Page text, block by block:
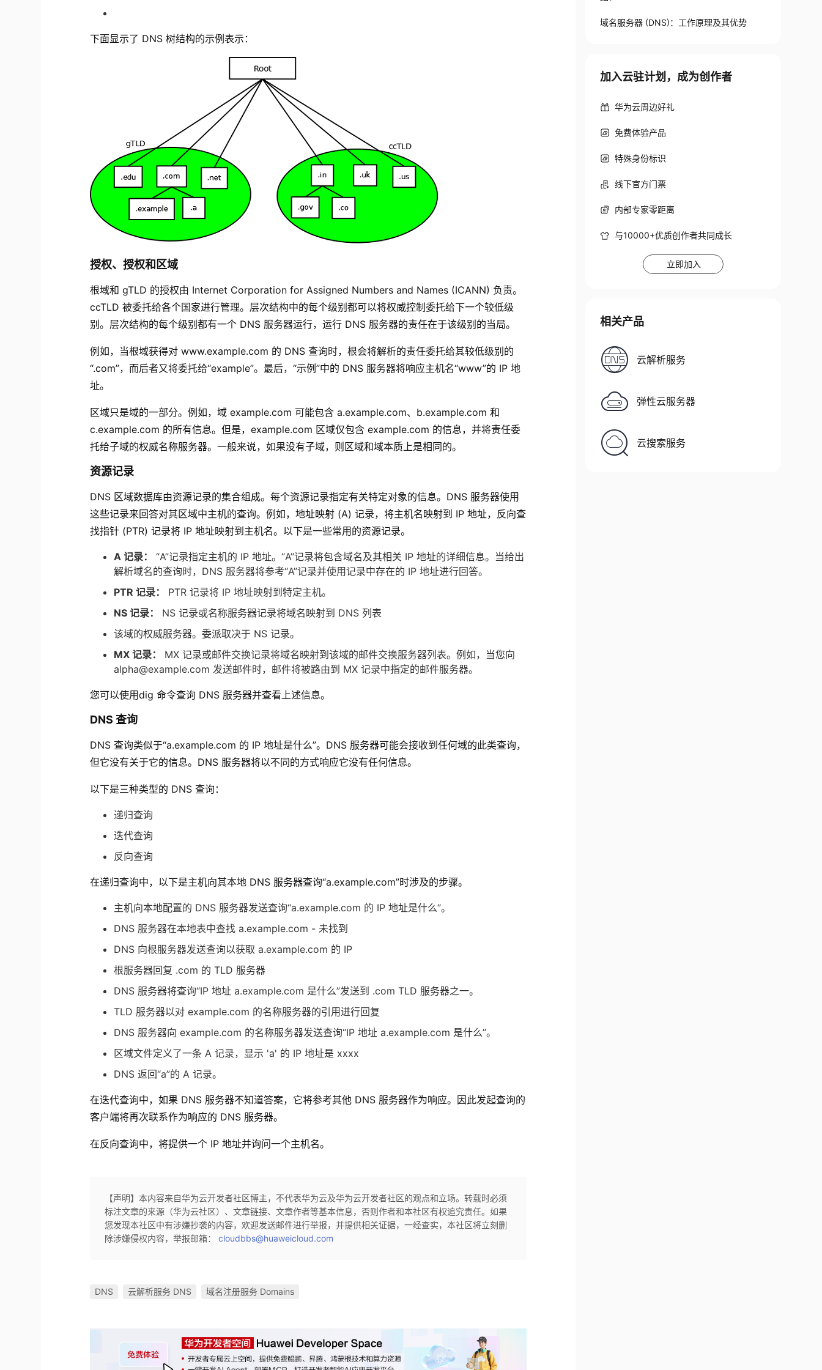
下面显示了 DNS 树结构的示例表示：
授权、授权和区域
根域和 gTLD 的授权由 Internet Corporation for Assigned Numbers and Names (ICANN) 负责。
ccTLD 被委托给各个国家进行管理。层次结构中的每个级别都可以将权威控制委托给下一个较低级
别。层次结构的每个级别都有一个 DNS 服务器运行，运行 DNS 服务器的责任在于该级别的当局。
例如，当根域获得对 www.example.com 的 DNS 查询时，根会将解析的责任委托给其较低级别的
“.com”，而后者又将委托给“example”。最后，“示例”中的 DNS 服务器将响应主机名“www”的 IP 地
址。
区域只是域的一部分。例如，域 example.com 可能包含 a.example.com、b.example.com 和
c.example.com 的所有信息。但是，example.com 区域仅包含 example.com 的信息，并将责任委
托给子域的权威名称服务器。一般来说，如果没有子域，则区域和域本质上是相同的。
资源记录
DNS 区域数据库由资源记录的集合组成。每个资源记录指定有关特定对象的信息。DNS 服务器使用
这些记录来回答对其区域中主机的查询。例如，地址映射 (A) 记录，将主机名映射到 IP 地址，反向查
找指针 (PTR) 记录将 IP 地址映射到主机名。以下是一些常用的资源记录。
A 记录：
“A”记录指定主机的 IP 地址。“A”记录将包含域名及其相关 IP 地址的详细信息。当给出
解析域名的查询时，DNS 服务器将参考“A”记录并使用记录中存在的 IP 地址进行回答。
PTR 记录：
PTR 记录将 IP 地址映射到特定主机。
NS 记录：
NS 记录或名称服务器记录将域名映射到 DNS 列表
该域的权威服务器。委派取决于 NS 记录。
MX 记录：
MX 记录或邮件交换记录将域名映射到该域的邮件交换服务器列表。例如，当您向
alpha@example.com 发送邮件时，邮件将被路由到 MX 记录中指定的邮件服务器。
您可以使用dig 命令查询 DNS 服务器并查看上述信息。
DNS 查询
DNS 查询类似于“a.example.com 的 IP 地址是什么”。DNS 服务器可能会接收到任何域的此类查询，
但它没有关于它的信息。DNS 服务器将以不同的方式响应它没有任何信息。
以下是三种类型的 DNS 查询：
递归查询
迭代查询
反向查询
在递归查询中，以下是主机向其本地 DNS 服务器查询“a.example.com”时涉及的步骤。
主机向本地配置的 DNS 服务器发送查询“a.example.com 的 IP 地址是什么”。
DNS 服务器在本地表中查找 a.example.com - 未找到
DNS 向根服务器发送查询以获取 a.example.com 的 IP
根服务器回复 .com 的 TLD 服务器
DNS 服务器将查询“IP 地址 a.example.com 是什么”发送到 .com TLD 服务器之一。
TLD 服务器以对 example.com 的名称服务器的引用进行回复
DNS 服务器向 example.com 的名称服务器发送查询“IP 地址 a.example.com 是什么”。
区域文件定义了一条 A 记录，显示 'a' 的 IP 地址是 xxxx
DNS 返回“a”的 A 记录。
在迭代查询中，如果 DNS 服务器不知道答案，它将参考其他 DNS 服务器作为响应。因此发起查询的
客户端将再次联系作为响应的 DNS 服务器。
在反向查询中，将提供一个 IP 地址并询问一个主机名。
【声明】本内容来自华为云开发者社区博主，不代表华为云及华为云开发者社区的观点和立场。转载时必须
标注文章的来源（华为云社区）、文章链接、文章作者等基本信息，否则作者和本社区有权追究责任。如果
您发现本社区中有涉嫌抄袭的内容，欢迎发送邮件进行举报，并提供相关证据，一经查实，本社区将立刻删
除涉嫌侵权内容，举报邮箱：cloudbbs@huaweicloud.com
DNS 云解析服务 DNS 域名注册服务 Domains
域名服务器 (DNS)：工作原理及其优势
加入云驻计划，成为创作者
华为云周边好礼
免费体验产品
特殊身份标识
线下官方门票
内部专家零距离
与10000+优质创作者共同成长
立即加入
相关产品
云解析服务
弹性云服务器
云搜索服务